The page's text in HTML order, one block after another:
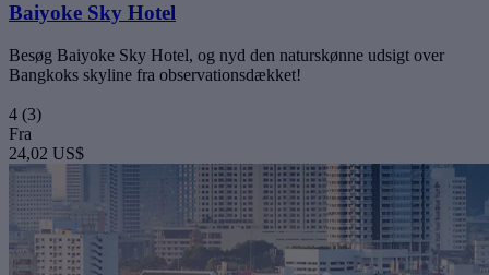
Baiyoke Sky Hotel
Besøg Baiyoke Sky Hotel, og nyd den naturskønne udsigt over
Bangkoks skyline fra observationsdækket!
4 (3)
Fra
24,02 US$